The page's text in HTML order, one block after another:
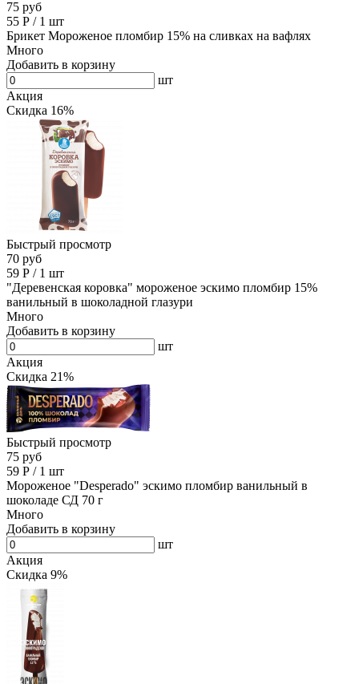
75 руб
55 Р / 1 шт
Брикет Мороженое пломбир 15% на сливках на вафлях
Много
Добавить в корзину
шт
Акция
Скидка 16%
Быстрый просмотр
70 руб
59 Р / 1 шт
"Деревенская коровка" мороженое эскимо пломбир 15%
ванильный в шоколадной глазури
Много
Добавить в корзину
шт
Акция
Скидка 21%
Быстрый просмотр
75 руб
59 Р / 1 шт
Мороженое "Desperado" эскимо пломбир ванильный в
шоколаде СД 70 г
Много
Добавить в корзину
шт
Акция
Скидка 9%